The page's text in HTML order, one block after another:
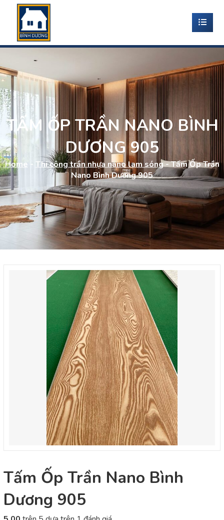
TẤM ỐP TRẦN NANO BÌNH
DƯƠNG 905
Home - Thi công trần nhựa nano lam sóng-Tấm Ốp Trần
Nano Bình Dương 905
Tấm Ốp Trần Nano Bình
Dương 905